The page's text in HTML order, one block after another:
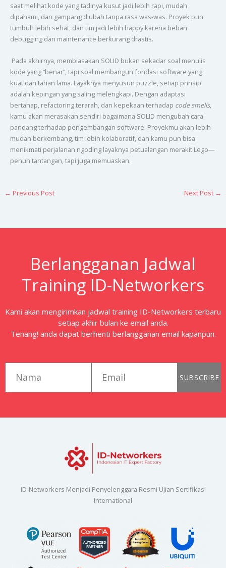
saat melihat kode yang tadinya kusut jadi lebih rapi, mudah
dipahami, dan gampang diubah tanpa rasa was-was. Proyek pun
tumbuh lebih sehat, dan tim jadi lebih happy karena beban
debugging dan maintenance berkurang drastis.
Pada akhirnya, membiasakan SOLID bukan sekadar soal menulis
kode yang “benar”, tapi soal membangun fondasi software yang
kuat dan tahan lama. Layaknya menyusun puzzle, setiap prinsip
adalah kepingan yang saling melengkapi. Dengan adaptasi
bertahap, refactoring terarah, dan kepekaan terhadap code smells,
kamu akan merasakan sendiri bagaimana SOLID mengubah cara
pandang terhadap pengembangan software. Proyekmu akan lebih
mudah berkembang, tim lebih kolaboratif, dan kamu pun bisa
menikmati perjalanan ngoding layaknya petualangan merakit Lego—
penuh tantangan, tapi juga memuaskan.
← Previous Post Next Post →
Berlangganan Jadwal
Training ID-Networkers
Kami akan mengirimkan jadwal training ID-Networkers terbaru
setiap akhir bulan ke email anda.
Tenang! anda dapat berhenti berlangganan email kapanpun.
SUBSCRIBE
ID-Networkers Menjadi Penyelenggara Resmi Ujian Sertifikasi
International